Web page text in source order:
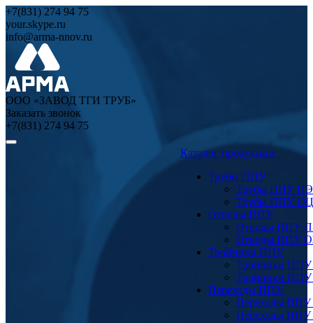
+7(831) 274 94 75
your.skype.ru
info@arma-nnov.ru
ООО «ЗАВОД ТГИ ТРУБ»
Заказать звонок
+7(831) 274 94 75
Каталог продукции
Трубы ППУ
Трубы ППУ ПЭ
Трубы ППУ ОЦ
Отводы ППУ
Отводы ППУ
Отводы ППУ
Тройники ППУ
Тройники
Тройники
Переходы ППУ
Переходы
Переходы